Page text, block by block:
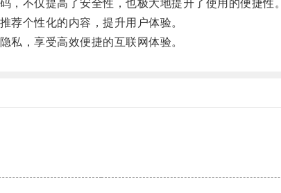
不仅提高了安全性，也极大地提升了使用的便捷性。
个性化的内容，提升用户体验。
，享受高效便捷的互联网体验。